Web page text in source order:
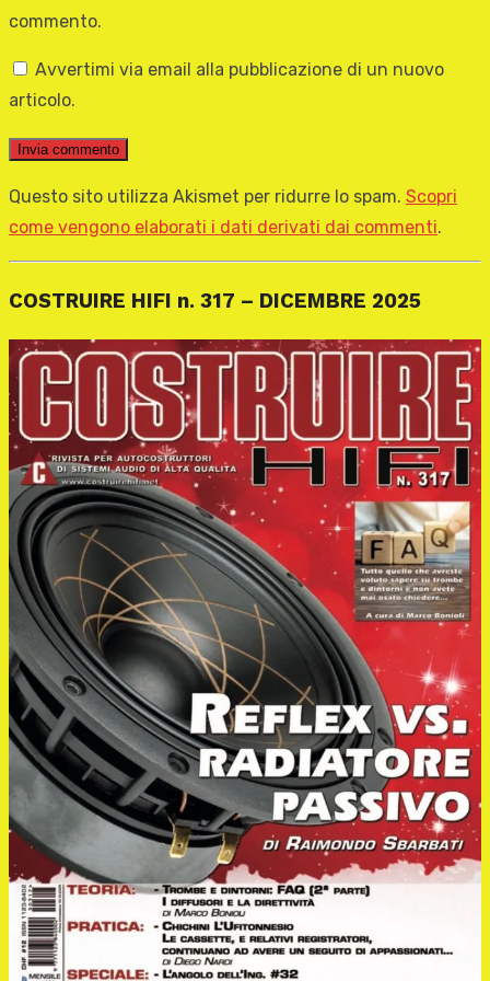
commento.
Avvertimi via email alla pubblicazione di un nuovo
articolo.
Questo sito utilizza Akismet per ridurre lo spam. Scopri
come vengono elaborati i dati derivati dai commenti.
COSTRUIRE HIFI n. 317 – DICEMBRE 2025